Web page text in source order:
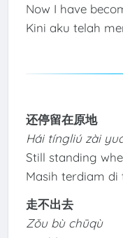
Now I have
Kini aku telah
还停留在原地
Hái tíngliú zài
Still standing
Masih terdiam
走不出去
Zǒu bù chūqù